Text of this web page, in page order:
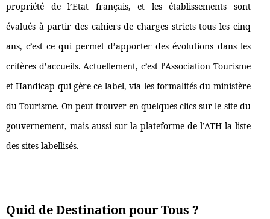
propriété de l’Etat français, et les établissements sont
évalués à partir des cahiers de charges stricts tous les cinq
ans, c’est ce qui permet d’apporter des évolutions dans les
critères d’accueils. Actuellement, c’est l’Association Tourisme
et Handicap qui gère ce label, via les formalités du ministère
du Tourisme. On peut trouver en quelques clics sur le site du
gouvernement, mais aussi sur la plateforme de l’ATH la liste
des sites labellisés.
Quid de Destination pour Tous ?